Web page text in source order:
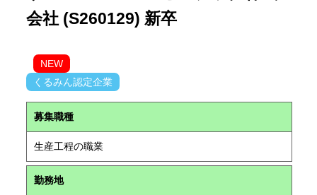
会社 (S260129) 新卒
NEW
くるみん認定企業
募集職種
生産工程の職業
勤務地